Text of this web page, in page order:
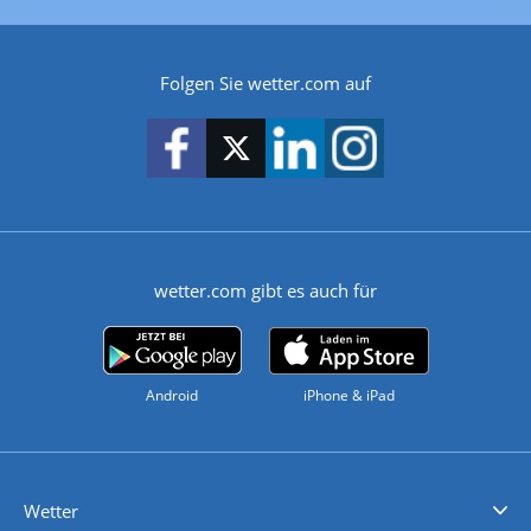
Folgen Sie wetter.com auf
wetter.com gibt es auch für
Android iPhone & iPad
Wetter